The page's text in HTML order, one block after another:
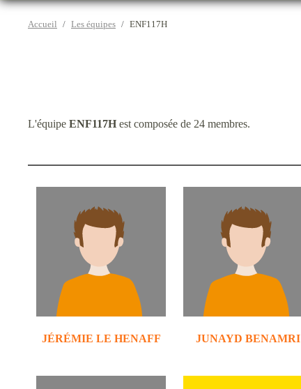
Accueil Les équipes ENF117H
L'équipe ENF117H est composée de 24 membres.
JÉRÉMIE LE HENAFF JUNAYD BENAMRI